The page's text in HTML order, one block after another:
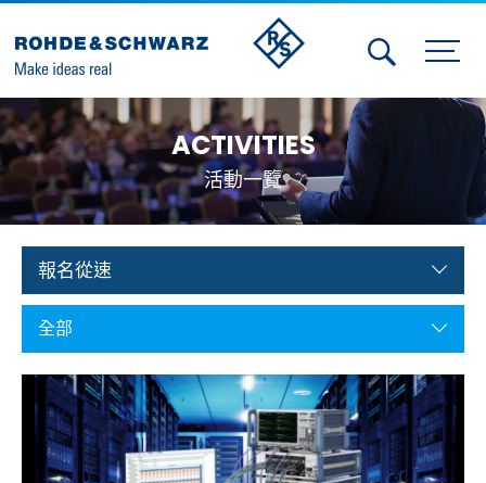
Activities
Contact Us
Member
Calendar
Member Login
Aerospace | Defense | Security
Broadcast and Media
ACTIVITIES
活動一覽
報名從速
全部